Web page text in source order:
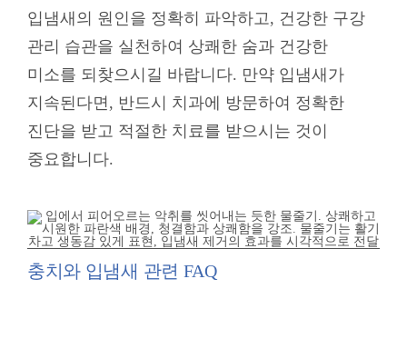
입냄새의 원인을 정확히 파악하고, 건강한 구강
관리 습관을 실천하여 상쾌한 숨과 건강한
미소를 되찾으시길 바랍니다. 만약 입냄새가
지속된다면, 반드시 치과에 방문하여 정확한
진단을 받고 적절한 치료를 받으시는 것이
중요합니다.
충치와 입냄새 관련 FAQ